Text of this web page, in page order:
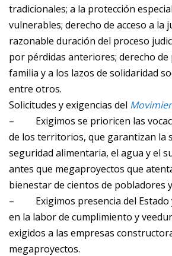
tradicionales; a la protección
vulnerables; derecho de acceso a la
razonable duración del proceso
por pérdidas anteriores; derecho de
familia y a los lazos de solidaridad
entre otros.
Solicitudes y exigencias del
– Exigimos se prioricen las
de los territorios, que garantizan la
seguridad alimentaria, el agua y el
antes que megaproyectos que
bienestar de cientos de pobladores
– Exigimos presencia del
en la labor de cumplimiento y
exigidos a las empresas
megaproyectos.